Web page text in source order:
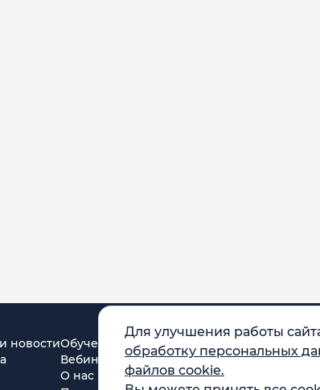
Для улучшения работы
обработку персональных
файлов cookie.
новостиОбучение
Вебинары
О нас